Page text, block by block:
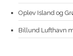
Oplev Island og
Billund Lufthavn